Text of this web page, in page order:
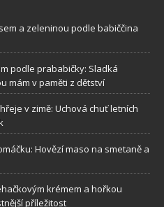
a zeleninou podle babiččina
podle prababičky: Sladká
mám v paměti z dětství
v zimě: Uchová chuť letních
Hovězí maso na smetaně a
krémem a hořkou
příležitost